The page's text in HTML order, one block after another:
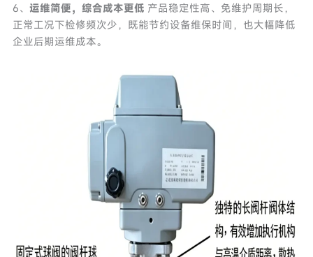
6、 运维简便，综合成本更低 产品稳定性高、免维护周期长，
正常工况下检修频次少，既能节约设备维保时间，也大幅降低
企业后期运维成本。